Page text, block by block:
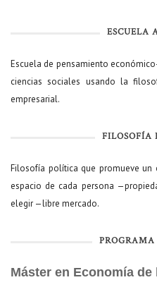
ESCUELA
Escuela de pensamiento
ciencias sociales usando la
empresarial.
FILOSOFÍA
Filosofía política que promueve
espacio de cada persona
elegir —libre mercado.
Máster en Economía